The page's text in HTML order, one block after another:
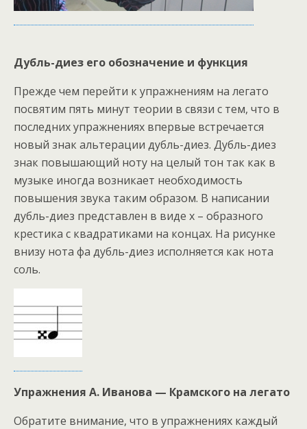
Дубль-диез его обозначение и функция
Прежде чем перейти к упражнениям на легато
посвятим пять минут теории в связи с тем, что в
последних упражнениях впервые встречается
новый знак альтерации дубль-диез. Дубль-диез
знак повышающий ноту на целый тон так как в
музыке иногда возникает необходимость
повышения звука таким образом. В написании
дубль-диез представлен в виде х – образного
крестика с квадратиками на концах. На рисунке
внизу нота фа дубль-диез исполняется как нота
соль.
Упражнения А. Иванова — Крамского на легато
Обратите внимание, что в упражнениях каждый